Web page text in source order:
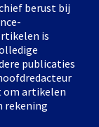
berust bij
is
publicaties
om artikelen
rekening